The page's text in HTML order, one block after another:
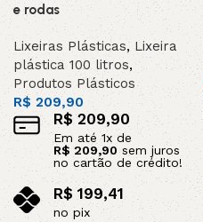
e rodas
Lixeiras Plásticas, Lixeira
plástica 100 litros,
Produtos Plásticos
R$ 209,90
R$209,90
Em até1x de
R$ 209,90sem juros
no cartão de crédito!
R$ 199,41
no pix